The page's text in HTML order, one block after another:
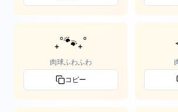
₊˚🐾₊˚
肉球ふわふわ
コピー